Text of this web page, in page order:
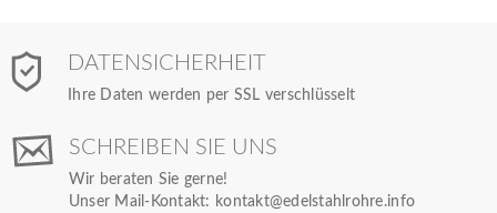
DATENSICHERHEIT
Ihre Daten werden per SSL verschlüsselt
SCHREIBEN SIE UNS
Wir beraten Sie gerne!
Unser Mail-Kontakt: kontakt@edelstahlrohre.info